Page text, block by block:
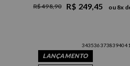
R$ 498,90 R$ 249,45 ou 8x
LANÇAMENTO
3435363738394041